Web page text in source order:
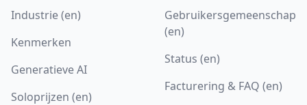
Industrie (en)
Kenmerken
Generatieve AI
Soloprijzen (en)
Gebruikersgemeenschap
(en)
Status (en)
Facturering & FAQ (en)